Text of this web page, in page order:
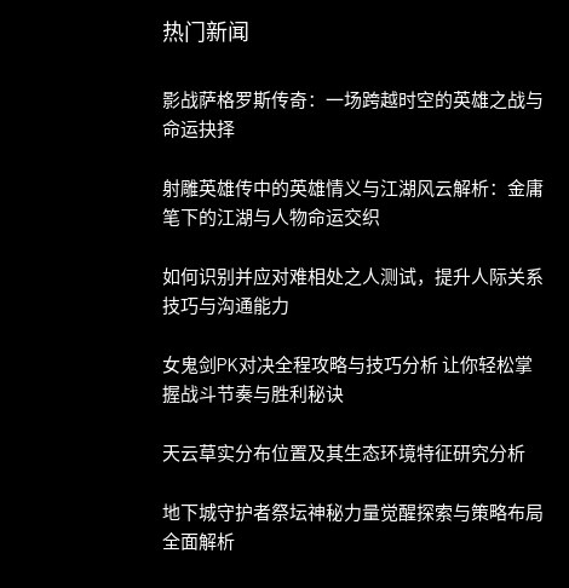
热门新闻
影战萨格罗斯传奇：一场跨越时空的英雄之战与
命运抉择
射雕英雄传中的英雄情义与江湖风云解析：金庸
笔下的江湖与人物命运交织
如何识别并应对难相处之人测试，提升人际关系
技巧与沟通能力
女鬼剑PK对决全程攻略与技巧分析 让你轻松掌
握战斗节奏与胜利秘诀
天云草实分布位置及其生态环境特征研究分析
地下城守护者祭坛神秘力量觉醒探索与策略布局
全面解析